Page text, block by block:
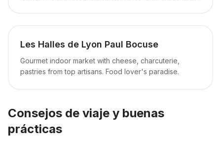
Les Halles de Lyon Paul Bocuse
Gourmet indoor market with cheese, charcuterie,
pastries from top artisans. Food lover's paradise.
Consejos de viaje y buenas
prácticas